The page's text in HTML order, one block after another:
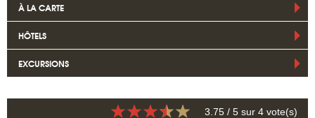
À LA CARTE
HÔTELS
EXCURSIONS
3.75 / 5 sur 4 vote(s)